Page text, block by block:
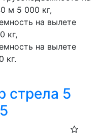
м 5 000 кг,
на вылете
кг,
на вылете
кг.
стрела 5